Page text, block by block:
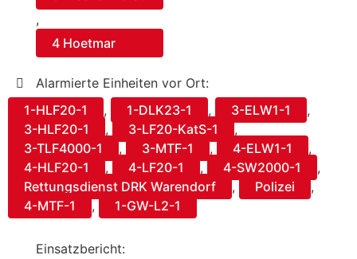
,
4 Hoetmar
Alarmierte Einheiten vor Ort:
1-HLF20-1
, 1-DLK23-1 , 3-ELW1-1
,
3-HLF20-1
, 3-LF20-KatS-1
,
3-TLF4000-1
, 3-MTF-1 , 4-ELW1-1
,
4-HLF20-1
, 4-LF20-1 , 4-SW2000-1
,
Rettungsdienst DRK Warendorf
, Polizei
,
4-MTF-1
, 1-GW-L2-1
Einsatzbericht: